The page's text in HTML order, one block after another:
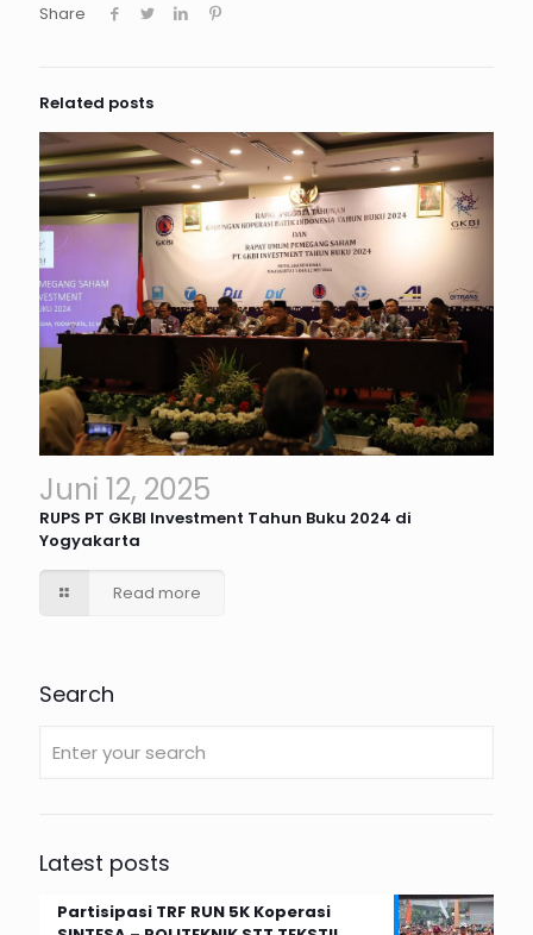
Share
Related posts
Juni 12, 2025
RUPS PT GKBI Investment Tahun Buku 2024 di
Yogyakarta
Read more
Search
Latest posts
Partisipasi TRF RUN 5K Koperasi